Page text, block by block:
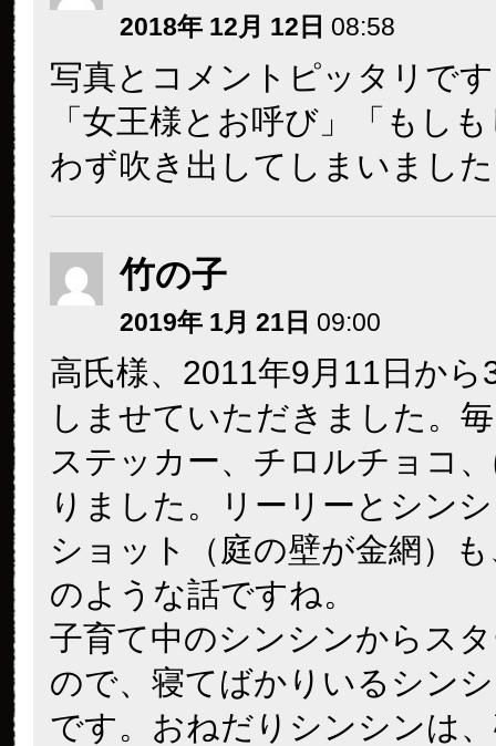
2018年 12月 12日 08:58
写真とコメントピッタリで
「女王様とお呼び」「もし
わず吹き出してしまいまし
竹の子
2019年 1月 21日 09:00
高氏様、2011年9月11日から
しませていただきました。
ステッカー、チロルチョコ
りました。リーリーとシン
ショット（庭の壁が金網）
のような話ですね。
子育て中のシンシンからス
ので、寝てばかりいるシン
です。おねだりシンシンは